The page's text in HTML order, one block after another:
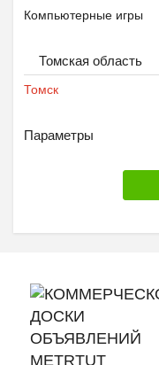
Компьютерные игры
Томская область
Томск
Параметры